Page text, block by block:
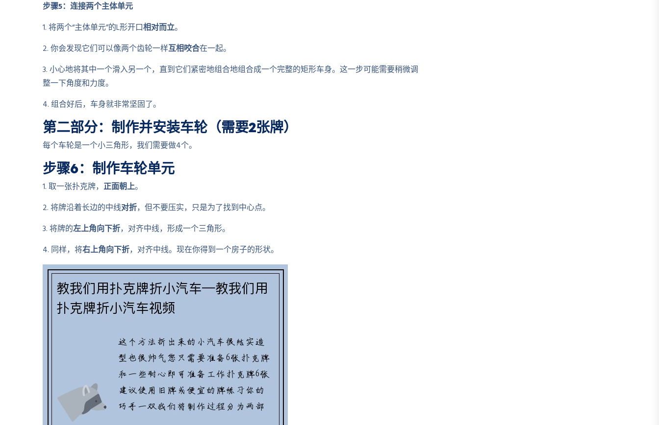
步骤5：连接两个主体单元
1. 将两个“主体单元”的L形开口相对而立。
2. 你会发现它们可以像两个齿轮一样互相咬合在一起。
3. 小心地将其中一个滑入另一个，直到它们紧密地组合地组合成一个完整的矩形车身。这一步可能需要稍微调
整一下角度和力度。
4. 组合好后，车身就非常坚固了。
第二部分：制作并安装车轮（需要2张牌）
每个车轮是一个小三角形，我们需要做4个。
步骤6：制作车轮单元
1. 取一张扑克牌， 正面朝上。
2. 将牌沿着长边的中线对折，但不要压实，只是为了找到中心点。
3. 将牌的左上角向下折，对齐中线，形成一个三角形。
4. 同样，将右上角向下折，对齐中线。现在你得到一个房子的形状。